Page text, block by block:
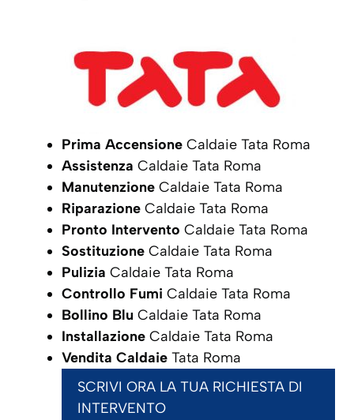
Prima Accensione Caldaie Tata Roma
Assistenza Caldaie Tata Roma
Manutenzione Caldaie Tata Roma
Riparazione Caldaie Tata Roma
Pronto Intervento Caldaie Tata Roma
Sostituzione Caldaie Tata Roma
Pulizia Caldaie Tata Roma
Controllo Fumi Caldaie Tata Roma
Bollino Blu Caldaie Tata Roma
Installazione Caldaie Tata Roma
Vendita Caldaie Tata Roma
SCRIVI ORA LA TUA RICHIESTA DI
INTERVENTO